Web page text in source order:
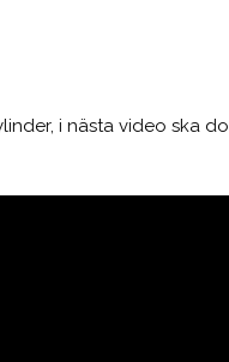
i nästa video ska